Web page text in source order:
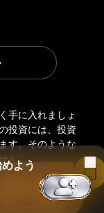
手に入れましょ
投資には、投資
す。そのような
ん。よう
アプリで読む